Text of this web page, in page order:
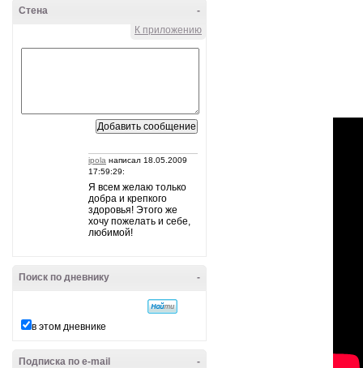
-
Стена
К приложению
ipola написал 18.05.2009
17:59:29:
Я всем желаю только
добра и крепкого
здоровья! Этого же
хочу пожелать и себе,
любимой!
-
Поиск по дневнику
в этом дневнике
-
Подписка по e-mail